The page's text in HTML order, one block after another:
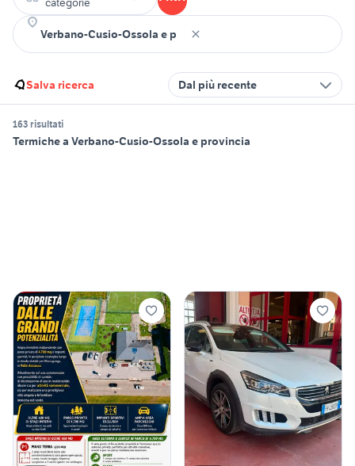
Salva ricerca Dal più recente
163 risultati
Termiche a Verbano-Cusio-Ossola e provincia